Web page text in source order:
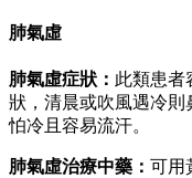
肺氣虛
肺氣虛症狀： 此類患者
狀，清晨或吹風遇冷則
怕冷且容易流汗。
肺氣虛治療中藥： 可用